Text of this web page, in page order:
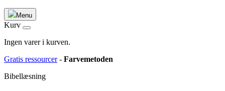
Menu
Kurv
Ingen varer i kurven.
Gratis ressourcer- Farvemetoden
Bibellæsning